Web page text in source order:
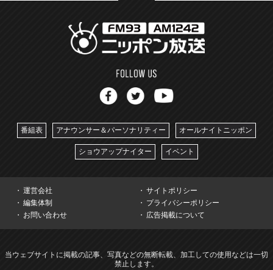
番組表 アナウンサー＆パーソナリティー オールナイトニッポン
ショウアップナイター イベント
運営会社
サイトポリシー
編集体制
プライバシーポリシー
お問い合わせ
広告掲載について
当ウェブサイトに掲載の記事、写真などの無断転載、加工しての使用などは一切
禁止します。